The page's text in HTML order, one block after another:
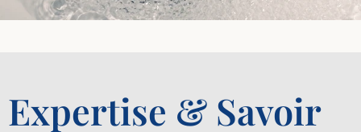
Expertise & Savoir